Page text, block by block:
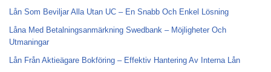
Lån Som Beviljar Alla Utan UC – En Snabb Och Enkel Lösning
Låna Med Betalningsanmärkning Swedbank – Möjligheter Och
Utmaningar
Lån Från Aktieägare Bokföring – Effektiv Hantering Av Interna Lån